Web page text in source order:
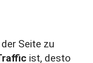
Seite zu
ist, desto